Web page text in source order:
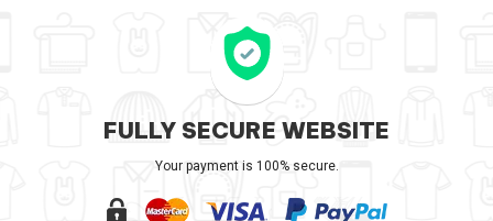
FULLY SECURE WEBSITE
Your payment is 100% secure.